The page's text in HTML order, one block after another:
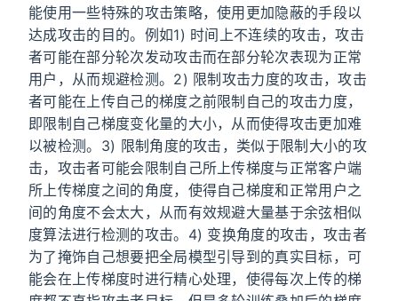
能使用一些特殊的攻击策略，使用更加隐蔽的手段以
达成攻击的目的。例如1) 时间上不连续的攻击，攻击
者可能在部分轮次发动攻击而在部分轮次表现为正常
用户，从而规避检测。2) 限制攻击力度的攻击，攻击
者可能在上传自己的梯度之前限制自己的攻击力度，
即限制自己梯度变化量的大小，从而使得攻击更加难
以被检测。3) 限制角度的攻击，类似于限制大小的攻
击，攻击者可能会限制自己所上传梯度与正常客户端
所上传梯度之间的角度，使得自己梯度和正常用户之
间的角度不会太大，从而有效规避大量基于余弦相似
度算法进行检测的攻击。4) 变换角度的攻击，攻击者
为了掩饰自己想要把全局模型引导到的真实目标，可
能会在上传梯度时进行精心处理，使得每次上传的梯